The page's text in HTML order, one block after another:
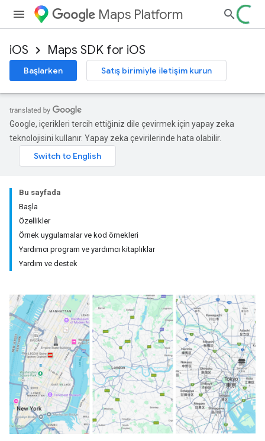
Maps Platform
iOS Maps SDK for iOS
Başlarken Satış birimiyle iletişim kurun
Google, içerikleri tercih ettiğiniz dile çevirmek için yapay zeka
teknolojisini kullanır. Yapay zeka çevirilerinde hata olabilir.
Bu sayfada
Başla
Özellikler
Örnek uygulamalar ve kod örnekleri
Yardımcı program ve yardımcı kitaplıklar
Yardım ve destek